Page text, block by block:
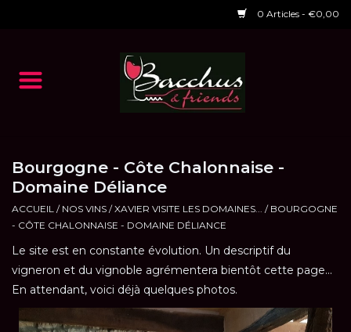
0 Articles - €0,00
Accueil
Dégustations
HORAIRES ET EVENTS 2026
Chèques cadeaux
RESTAURANT EPHEMERE
Bourgogne - Côte Chalonnaise -
Domaine Déliance
ACCUEIL / NOS VINS /XAVIER VISITE LES DOMAINES... / BOURGOGNE
- CÔTE CHALONNAISE - DOMAINE DÉLIANCE
Le site est en constante évolution. Un descriptif du
vigneron et du vignoble agrémentera bientôt cette page...
En attendant, voici déjà quelques photos.